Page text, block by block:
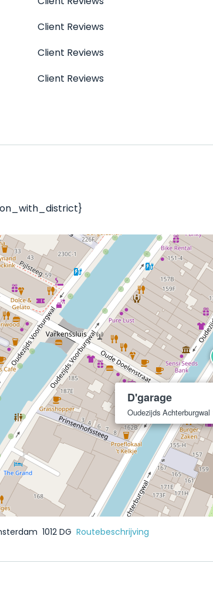
Client Reviews
Client Reviews
Client Reviews
D'garage
Oudezijds Achterburgwal
1012 DG Routebeschrijving